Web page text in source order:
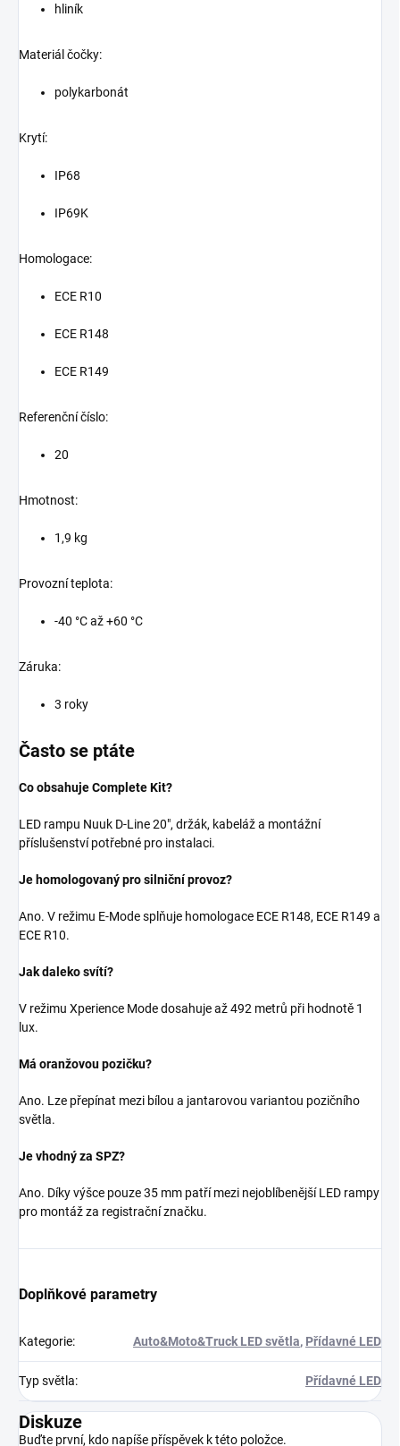
hliník
Materiál čočky:
polykarbonát
Krytí:
IP68
IP69K
Homologace:
ECE R10
ECE R148
ECE R149
Referenční číslo:
20
Hmotnost:
1,9 kg
Provozní teplota:
-40 °C až +60 °C
Záruka:
3 roky
Často se ptáte
Co obsahuje Complete Kit?
LED rampu Nuuk D-Line 20", držák, kabeláž a montážní
příslušenství potřebné pro instalaci.
Je homologovaný pro silniční provoz?
Ano. V režimu E-Mode splňuje homologace ECE R148, ECE R149 a
ECE R10.
Jak daleko svítí?
V režimu Xperience Mode dosahuje až 492 metrů při hodnotě 1
lux.
Má oranžovou pozičku?
Ano. Lze přepínat mezi bílou a jantarovou variantou pozičního
světla.
Je vhodný za SPZ?
Ano. Díky výšce pouze 35 mm patří mezi nejoblíbenější LED rampy
pro montáž za registrační značku.
Doplňkové parametry
Kategorie: Auto&Moto&Truck LED světla, Přídavné LED
Typ světla: Přídavné LED
Diskuze
Buďte první, kdo napíše příspěvek k této položce.